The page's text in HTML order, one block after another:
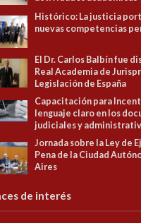
Histórico: La justicia
nuevas competencias
El Dr. Carlos Balbín fue
Real Academia de
Legislación de España
Capacitación para
lenguaje claro en los
judiciales y
Jornada sobre la Ley de
Pena de la Ciudad
Aires
de interés